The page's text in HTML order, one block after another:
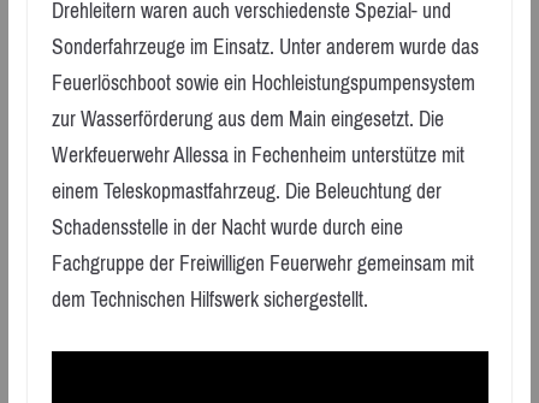
Drehleitern waren auch verschiedenste Spezial- und
Sonderfahrzeuge im Einsatz. Unter anderem wurde das
Feuerlöschboot sowie ein Hochleistungspumpensystem
zur Wasserförderung aus dem Main eingesetzt. Die
Werkfeuerwehr Allessa in Fechenheim unterstütze mit
einem Teleskopmastfahrzeug. Die Beleuchtung der
Schadensstelle in der Nacht wurde durch eine
Fachgruppe der Freiwilligen Feuerwehr gemeinsam mit
dem Technischen Hilfswerk sichergestellt.